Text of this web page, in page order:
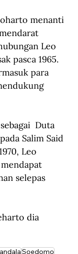
menanti
Leo
pasca 1965.
para
Duta
Salim Said
Leo
selepas
dia
Soedomo